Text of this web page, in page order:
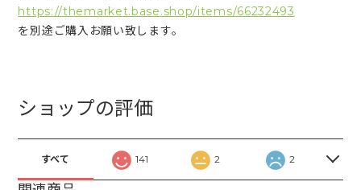
https://themarket.base.shop/items/66232493
を別途ご購入お願い致します。
ショップの評価
すべて 141 2 2